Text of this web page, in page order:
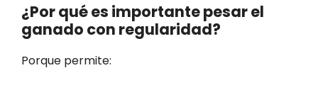
¿Por qué es importante pesar el
ganado con regularidad?
Porque permite: